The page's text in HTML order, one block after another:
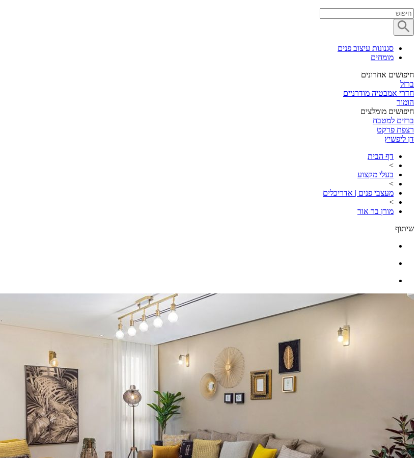
סגנונות עיצוב פנים
מומחים
חיפושים אחרונים
ברזל
חדרי אמבטיה מודרניים
הומור
חיפושים מומלצים
ברזים למטבח
רצפת פרקט
דן ליפשיץ
דף הבית
>
בעלי מקצוע
>
מעצבי פנים | אדריכלים
>
מורן בר אור
שיתוף